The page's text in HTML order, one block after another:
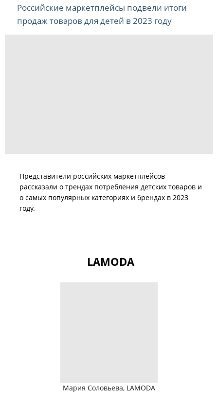
Российские маркетплейсы подвели итоги
продаж товаров для детей в 2023 году
Представители российских маркетплейсов
рассказали о трендах потребления детских товаров и
о самых популярных категориях и брендах в 2023
году.
LAMODA
Мария Соловьева, LAMODA